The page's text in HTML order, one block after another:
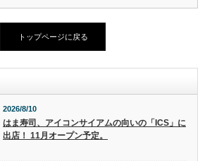
トップページに戻る
2026/8/10
はま寿司、アイコンサイアムの向いの「ICS」に
出店！ 11月オープン予定。